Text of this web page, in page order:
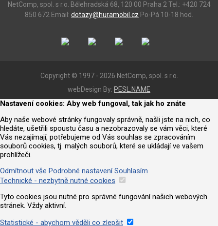
NetComp, spol. s r.o. Bělehradská 68, 120 00 Praha 2 Tel.: +420 724
850 672 Email: dotazy@huramobil.cz Po-Pá 10-18 hod.
Copyright © 1997 - 2026 NetComp, spol. s r.o.
webDesign By: PESL.NAME
Nastavení cookies: Aby web fungoval, tak jak ho znáte
Aby naše webové stránky fungovaly správně, našli jste na nich, co
hledáte, ušetřili spoustu času a nezobrazovaly se vám věci, které
Vás nezajímají, potřebujeme od Vás souhlas se zpracováním
souborů cookies, tj. malých souborů, které se ukládají ve vašem
prohlížeči.
Odmítnout vše Podrobné nastavení Souhlasím
Technické - nezbytně nutné cookies
Tyto cookies jsou nutné pro správné fungování našich webových
stránek. Vždy aktivní.
Statistické - abychom věděli co zlepšit